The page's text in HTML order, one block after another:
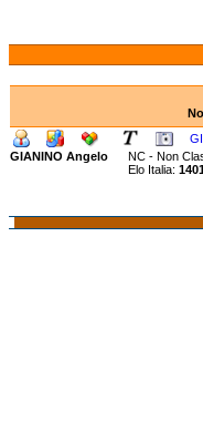
GIANINO Angelo
NC - Non
Elo Italia: